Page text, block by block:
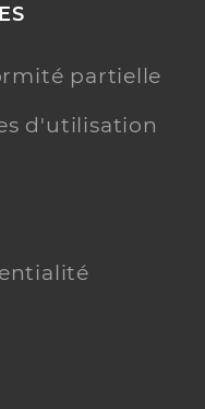
partielle
d'utilisation